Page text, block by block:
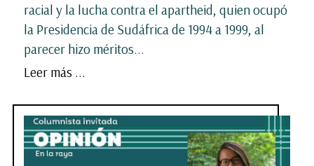
racial y la lucha contra el apartheid, quien ocupó
la Presidencia de Sudáfrica de 1994 a 1999, al
parecer hizo méritos...
Leer más ...